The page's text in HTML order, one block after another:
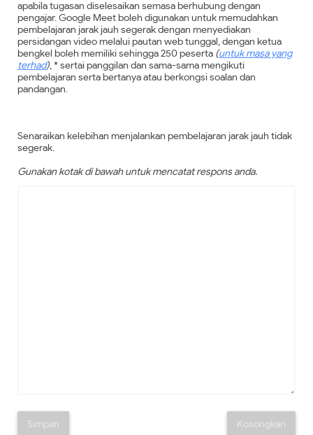
apabila tugasan diselesaikan semasa berhubung dengan
pengajar. Google Meet boleh digunakan untuk memudahkan
pembelajaran jarak jauh segerak dengan menyediakan
persidangan video melalui pautan web tunggal, dengan ketua
bengkel boleh memiliki sehingga 250 peserta (untuk masa yang
terhad) , * sertai panggilan dan sama-sama mengikuti
pembelajaran serta bertanya atau berkongsi soalan dan
pandangan.
Senaraikan kelebihan menjalankan pembelajaran jarak jauh tidak
segerak.
Gunakan kotak di bawah untuk mencatat respons anda.
Simpan Kosongkan